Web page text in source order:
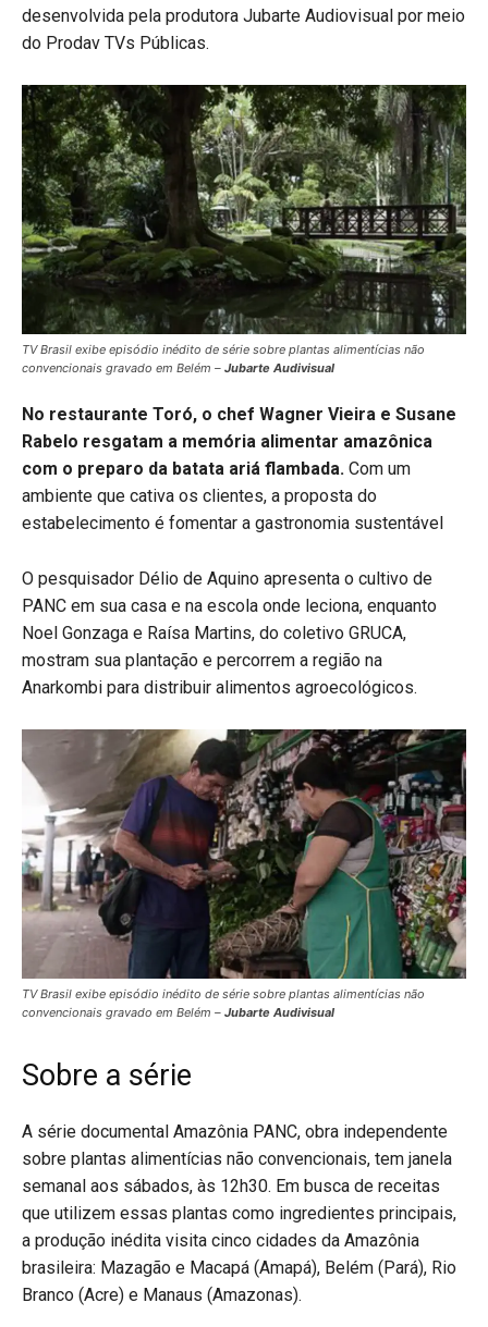
desenvolvida pela produtora Jubarte Audiovisual por meio
do Prodav TVs Públicas.
TV Brasil exibe episódio inédito de série sobre plantas alimentícias não
convencionais gravado em Belém – Jubarte Audivisual
No restaurante Toró, o chef Wagner Vieira e Susane
Rabelo resgatam a memória alimentar amazônica
com o preparo da batata ariá flambada. Com um
ambiente que cativa os clientes, a proposta do
estabelecimento é fomentar a gastronomia sustentável
O pesquisador Délio de Aquino apresenta o cultivo de
PANC em sua casa e na escola onde leciona, enquanto
Noel Gonzaga e Raísa Martins, do coletivo GRUCA,
mostram sua plantação e percorrem a região na
Anarkombi para distribuir alimentos agroecológicos.
TV Brasil exibe episódio inédito de série sobre plantas alimentícias não
convencionais gravado em Belém – Jubarte Audivisual
Sobre a série
A série documental Amazônia PANC, obra independente
sobre plantas alimentícias não convencionais, tem janela
semanal aos sábados, às 12h30. Em busca de receitas
que utilizem essas plantas como ingredientes principais,
a produção inédita visita cinco cidades da Amazônia
brasileira: Mazagão e Macapá (Amapá), Belém (Pará), Rio
Branco (Acre) e Manaus (Amazonas).